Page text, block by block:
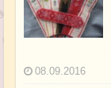
08.09.2016